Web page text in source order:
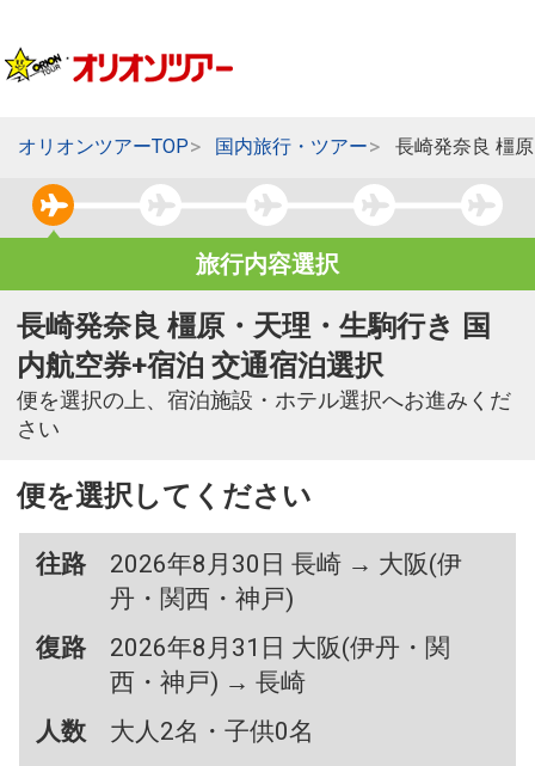
オリオンツアーTOP 国内旅行・ツアー 長崎発奈良 橿
旅行内容選択
長崎発奈良 橿原・天理・生駒行き 国
内航空券+宿泊 交通宿泊選択
便を選択の上、宿泊施設・ホテル選択へお進みくだ
さい
便を選択してください
往路
2026年8月30日 長崎 → 大阪(伊
丹・関西・神戸)
復路
2026年8月31日 大阪(伊丹・関
西・神戸) → 長崎
人数
大人2名・子供0名